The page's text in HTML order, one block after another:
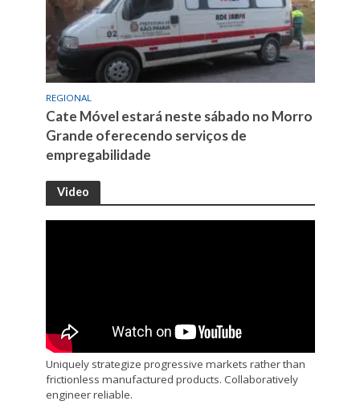
REGIONAL
Cate Móvel estará neste sábado no Morro
Grande oferecendo serviços de
empregabilidade
Video
Uniquely strategize progressive markets rather than
frictionless manufactured products. Collaboratively
engineer reliable.